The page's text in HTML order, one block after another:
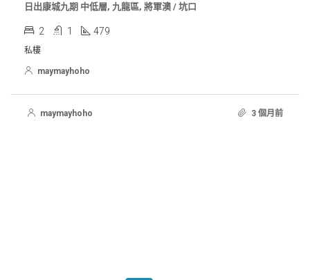
日出康城九期 中低層, 九龍區, 將軍澳 / 坑口
2 1 479
私樓
maymayhoho
maymayhoho 3 個月前